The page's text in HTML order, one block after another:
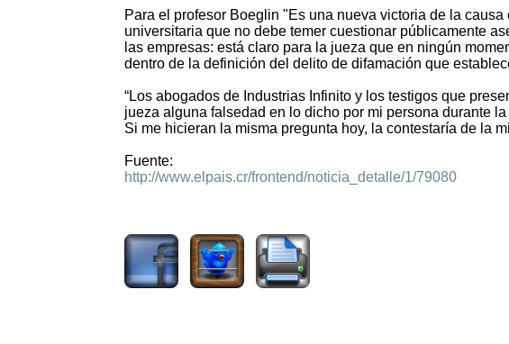
Para el profesor Boeglin "Es una nueva victoria de la
universitaria que no debe temer cuestionar públicamente
las empresas: está claro para la jueza que en ningún
dentro de la definición del delito de difamación que
“Los abogados de Industrias Infinito y los testigos que
jueza alguna falsedad en lo dicho por mi persona durante
Si me hicieran la misma pregunta hoy, la contestaría de la
Fuente:
http://www.elpais.cr/frontend/noticia_detalle/1/79080